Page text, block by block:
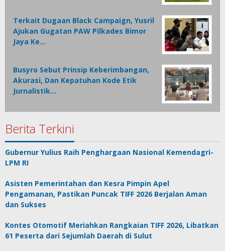
Terkait Dugaan Black Campaign, Yusril
Ajukan Gugatan PAW Pilkades Bimor
Jaya Ke…
Busyro Sebut Prinsip Keberimbangan,
Akurasi, Dan Kepatuhan Kode Etik
Jurnalistik…
Berita Terkini
Gubernur Yulius Raih Penghargaan Nasional Kemendagri-
LPM RI
Asisten Pemerintahan dan Kesra Pimpin Apel
Pengamanan, Pastikan Puncak TIFF 2026 Berjalan Aman
dan Sukses
Kontes Otomotif Meriahkan Rangkaian TIFF 2026, Libatkan
61 Peserta dari Sejumlah Daerah di Sulut